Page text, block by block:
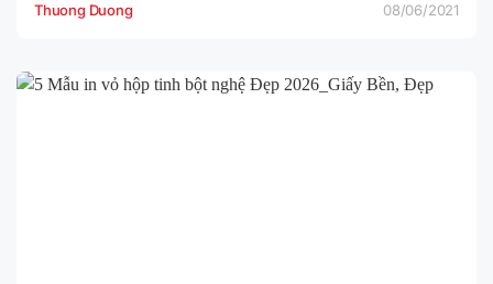
Thuong Duong 08/06/2021